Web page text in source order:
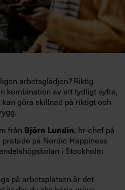
arbetsglädjen? Riktig
kombination av ett tydligt syfte,
göra skillnad på riktigt och
från Björn Lundin, hr-chef på
på Nordic Happiness
i Stockholm
på arbetsplatsen är det